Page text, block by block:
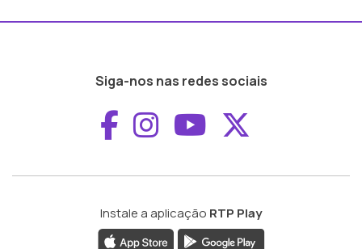
Siga-nos nas redes sociais
Aceder ao
Aceder ao
Aceder ao
Instale a aplicação RTP Play